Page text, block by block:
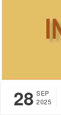
28 SEP
2025